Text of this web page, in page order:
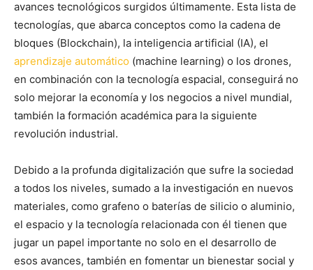
avances tecnológicos surgidos últimamente. Esta lista de
tecnologías, que abarca conceptos como la cadena de
bloques (Blockchain), la inteligencia artificial (IA), el
aprendizaje automático (machine learning) o los drones,
en combinación con la tecnología espacial, conseguirá no
solo mejorar la economía y los negocios a nivel mundial,
también la formación académica para la siguiente
revolución industrial.
Debido a la profunda digitalización que sufre la sociedad
a todos los niveles, sumado a la investigación en nuevos
materiales, como grafeno o baterías de silicio o aluminio,
el espacio y la tecnología relacionada con él tienen que
jugar un papel importante no solo en el desarrollo de
esos avances, también en fomentar un bienestar social y